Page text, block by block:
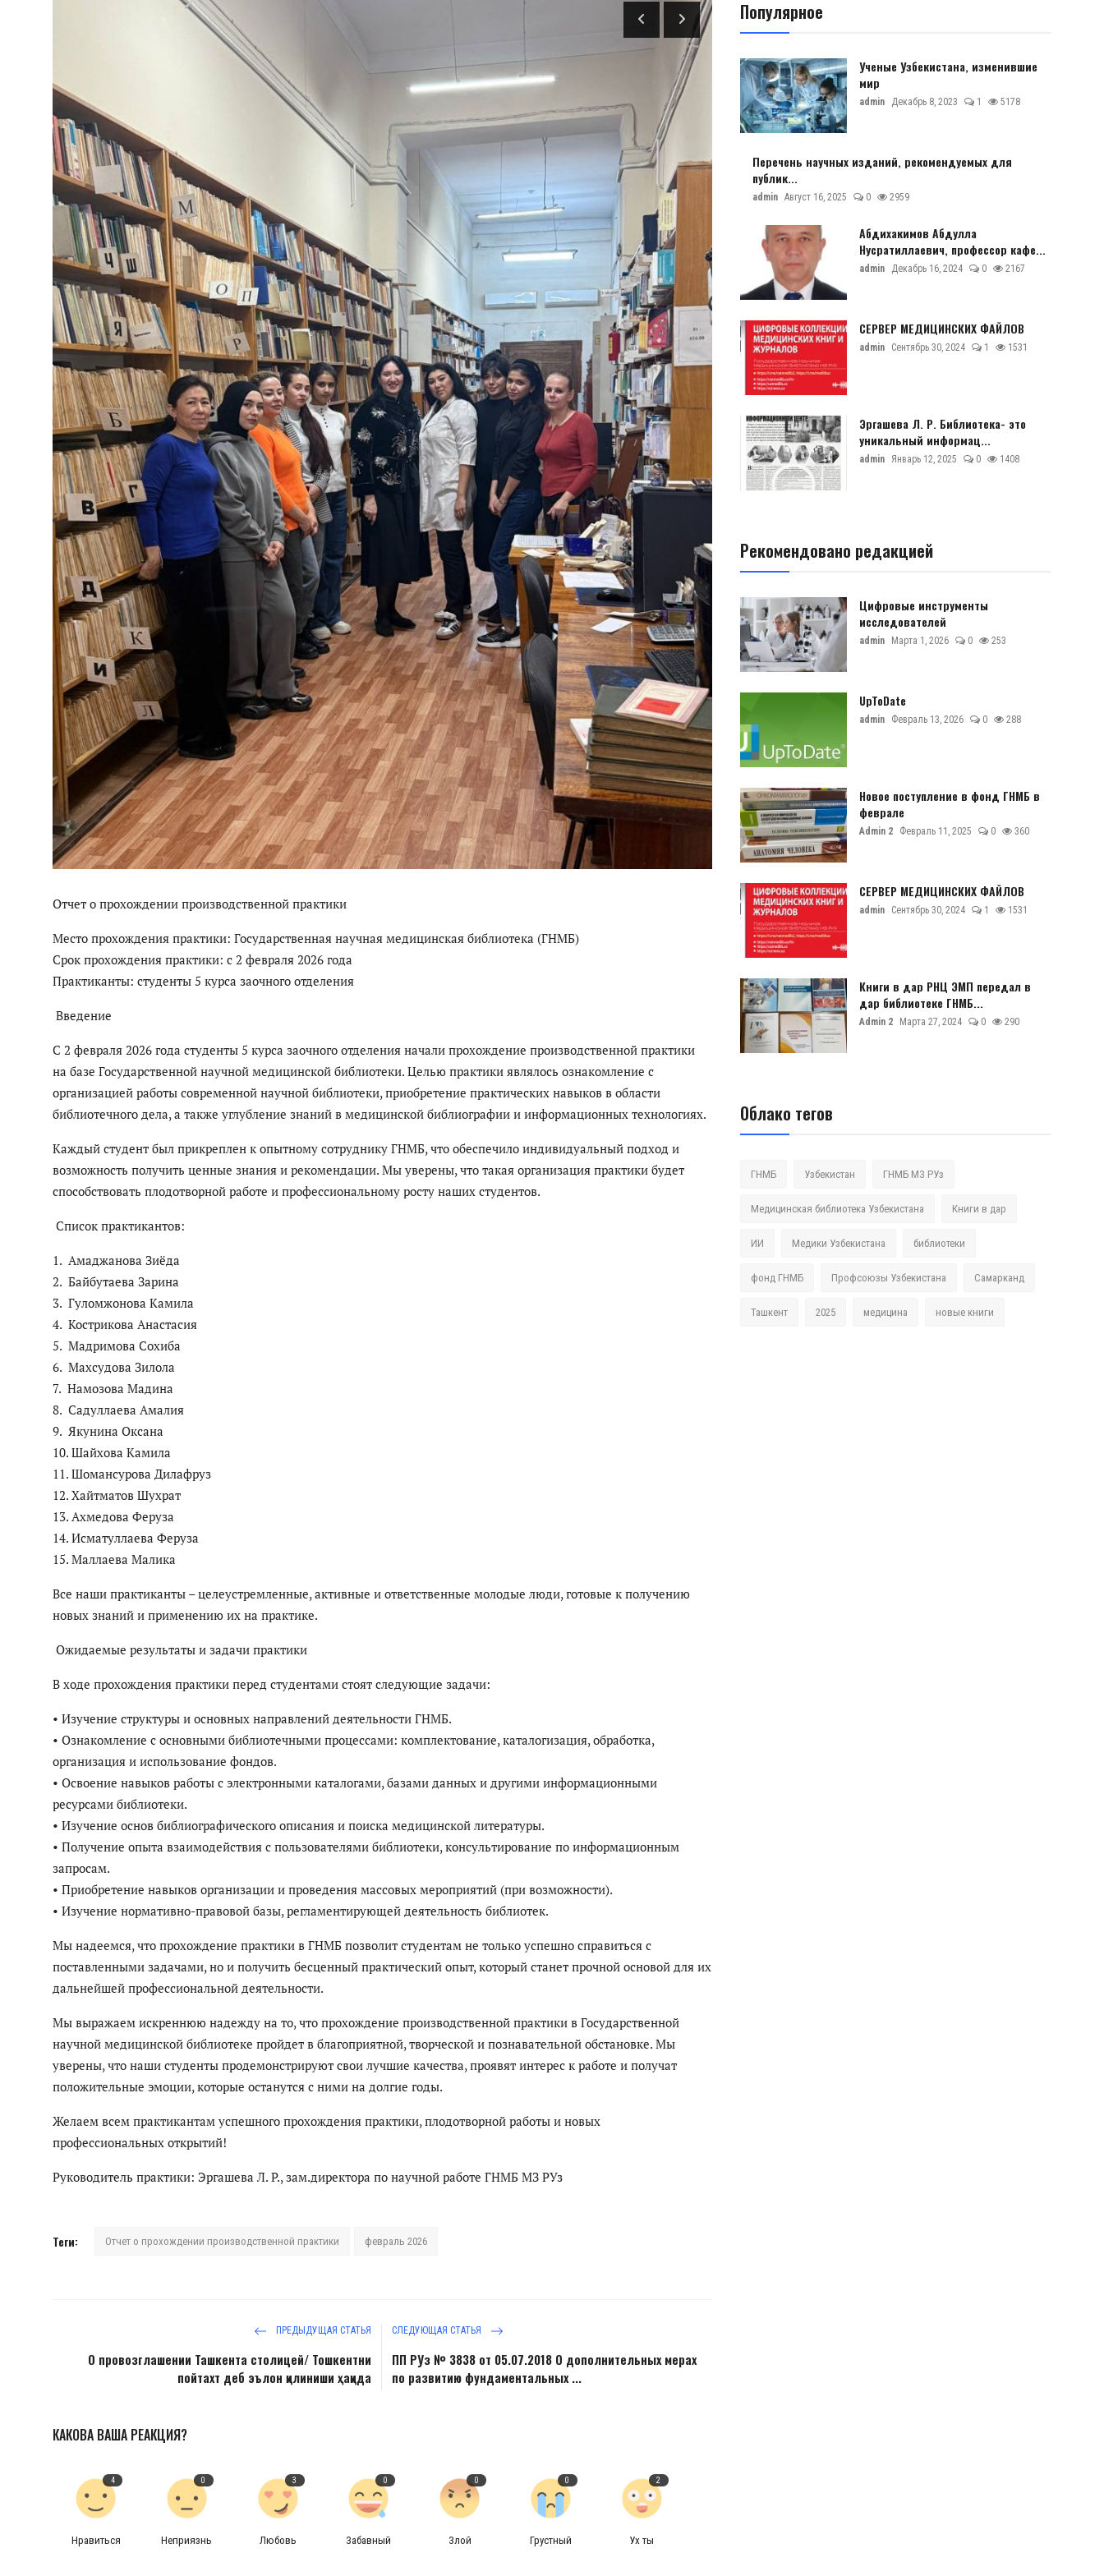
Периодические издания
Медики Узбекистана
Фотогалерея
Статистика
PDF-translator
Проблемы Арала
Антикоррупция
Русский
Отчет о прохождении производственной практики
Место прохождения практики: Государственная научная медицинская библиотека (ГНМБ)
Срок прохождения практики: с 2 февраля 2026 года
Практиканты: студенты 5 курса заочного отделения
Введение
С 2 февраля 2026 года студенты 5 курса заочного отделения начали прохождение производственной практики
на базе Государственной научной медицинской библиотеки. Целью практики являлось ознакомление с
организацией работы современной научной библиотеки, приобретение практических навыков в области
библиотечного дела, а также углубление знаний в медицинской библиографии и информационных технологиях.
Каждый студент был прикреплен к опытному сотруднику ГНМБ, что обеспечило индивидуальный подход и
возможность получить ценные знания и рекомендации. Мы уверены, что такая организация практики будет
способствовать плодотворной работе и профессиональному росту наших студентов.
Список практикантов:
1. Амаджанова Зиёда
2. Байбутаева Зарина
3. Гуломжонова Камила
4. Кострикова Анастасия
5. Мадримова Сохиба
6. Махсудова Зилола
7. Намозова Мадина
8. Садуллаева Амалия
9. Якунина Оксана
10. Шайхова Камила
11. Шомансурова Дилафруз
12. Хайтматов Шухрат
13. Ахмедова Феруза
14. Исматуллаева Феруза
15. Маллаева Малика
Все наши практиканты – целеустремленные, активные и ответственные молодые люди, готовые к получению
новых знаний и применению их на практике.
Ожидаемые результаты и задачи практики
В ходе прохождения практики перед студентами стоят следующие задачи:
• Изучение структуры и основных направлений деятельности ГНМБ.
• Ознакомление с основными библиотечными процессами: комплектование, каталогизация, обработка,
организация и использование фондов.
• Освоение навыков работы с электронными каталогами, базами данных и другими информационными
ресурсами библиотеки.
• Изучение основ библиографического описания и поиска медицинской литературы.
• Получение опыта взаимодействия с пользователями библиотеки, консультирование по информационным
запросам.
• Приобретение навыков организации и проведения массовых мероприятий (при возможности).
• Изучение нормативно-правовой базы, регламентирующей деятельность библиотек.
Мы надеемся, что прохождение практики в ГНМБ позволит студентам не только успешно справиться с
поставленными задачами, но и получить бесценный практический опыт, который станет прочной основой для их
дальнейшей профессиональной деятельности.
Мы выражаем искреннюю надежду на то, что прохождение производственной практики в Государственной
научной медицинской библиотеке пройдет в благоприятной, творческой и познавательной обстановке. Мы
уверены, что наши студенты продемонстрируют свои лучшие качества, проявят интерес к работе и получат
положительные эмоции, которые останутся с ними на долгие годы.
Желаем всем практикантам успешного прохождения практики, плодотворной работы и новых
профессиональных открытий!
Руководитель практики: Эргашева Л. Р., зам.директора по научной работе ГНМБ МЗ РУз
Теги: Отчет о прохождении производственной практики февраль 2026
ПРЕДЫДУЩАЯ СТАТЬЯ
О провозглашении Ташкента столицей/ Тошкентни
пойтахт деб эълон қилиниши ҳақида
СЛЕДУЮЩАЯ СТАТЬЯ
ПП РУз № 3838 от 05.07.2018 О дополнительных мерах
по развитию фундаментальных ...
КАКОВА ВАША РЕАКЦИЯ?
4
Нравиться
0
Неприязнь
3
Любовь
0
Забавный
0
Злой
0
Грустный
2
Ух ты
Популярное
Ученые Узбекистана, изменившие
мир
admin Декабрь 8, 2023 1 5178
Перечень научных изданий, рекомендуемых для
публик...
admin Август 16, 2025 0 2959
Абдихакимов Абдулла
Нусратиллаевич, профессор кафе...
admin Декабрь 16, 2024 0 2167
СЕРВЕР МЕДИЦИНСКИХ ФАЙЛОВ
admin Сентябрь 30, 2024 1 1531
Эргашева Л. Р. Библиотека- это
уникальный информац...
admin Январь 12, 2025 0 1408
Рекомендовано редакцией
Цифровые инструменты
исследователей
admin Марта 1, 2026 0 253
UpToDate
admin Февраль 13, 2026 0 288
Новое поступление в фонд ГНМБ в
феврале
Admin 2 Февраль 11, 2025 0 360
СЕРВЕР МЕДИЦИНСКИХ ФАЙЛОВ
admin Сентябрь 30, 2024 1 1531
Книги в дар РНЦ ЭМП передал в
дар библиотеке ГНМБ...
Admin 2 Марта 27, 2024 0 290
Облако тегов
ГНМБ Узбекистан ГНМБ МЗ РУз
Медицинская библиотека Узбекистана Книги в дар
ИИ Медики Узбекистана библиотеки
фонд ГНМБ Профсоюзы Узбекистана Самарканд
Ташкент 2025 медицина новые книги